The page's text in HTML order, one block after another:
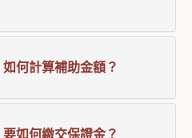
如何計算補助金額？
要如何繳交保證金？